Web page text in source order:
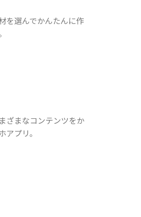
を選んでかんたんに作
ざまなコンテンツをか
プリ。